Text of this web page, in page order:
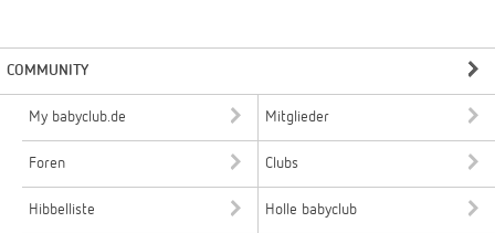
COMMUNITY
My babyclub.de Mitglieder
Foren Clubs
Hibbelliste Holle babyclub